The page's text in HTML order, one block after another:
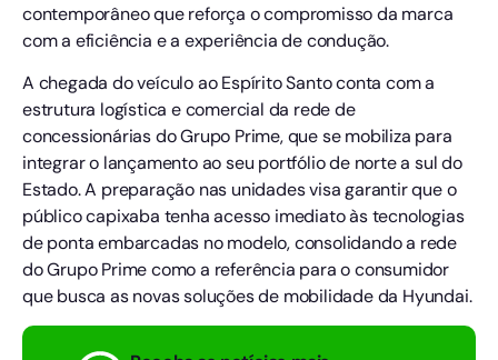
contemporâneo que reforça o compromisso da marca
com a eficiência e a experiência de condução.
​A chegada do veículo ao Espírito Santo conta com a
estrutura logística e comercial da rede de
concessionárias do Grupo Prime, que se mobiliza para
integrar o lançamento ao seu portfólio de norte a sul do
Estado. A preparação nas unidades visa garantir que o
público capixaba tenha acesso imediato às tecnologias
de ponta embarcadas no modelo, consolidando a rede
do Grupo Prime como a referência para o consumidor
que busca as novas soluções de mobilidade da Hyundai.